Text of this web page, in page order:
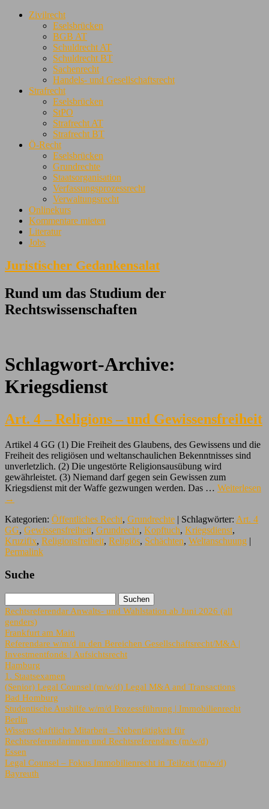
Zivilrecht
Eselsbrücken
BGB AT
Schuldrecht AT
Schuldrecht BT
Sachenrecht
Handels- und Gesellschaftsrecht
Strafrecht
Eselsbrücken
StPO
Strafrecht AT
Strafrecht BT
Ö-Recht
Eselsbrücken
Grundrechte
Staatsorganisation
Verfassungsprozessrecht
Verwaltungsrecht
Onlinekurs
Kommentare mieten
Literatur
Jobs
Juristischer Gedankensalat
Rund um das Studium der
Rechtswissenschaften
Schlagwort-Archive:
Kriegsdienst
Art. 4 – Religions – und Gewissensfreiheit
Artikel 4 GG (1) Die Freiheit des Glaubens, des Gewissens und die
Freiheit des religiösen und weltanschaulichen Bekenntnisses sind
unverletzlich. (2) Die ungestörte Religionsausübung wird
gewährleistet. (3) Niemand darf gegen sein Gewissen zum
Kriegsdienst mit der Waffe gezwungen werden. Das … Weiterlesen
→
Kategorien: Öffentliches Recht, Grundrechte | Schlagwörter: Art. 4
GG, Gewissensfreiheit, Grundrecht, Kopftuch, Kriegsdienst,
Kruzifix, Religionsfreiheit, Religiös, Schächten, Weltanschuung |
Permalink
Suche
Rechtsreferendar Anwalts- und Wahlstation ab Juni 2026 (all
genders)
Frankfurt am Main
Referendare w/m/d in den Bereichen Gesellschaftsrecht/M&A |
Investmentfonds | Aufsichtsrecht
Hamburg
1. Staatsexamen
(Senior) Legal Counsel (m/w/d) Legal M&A and Transactions
Bad Homburg
Studentische Aushilfe w/m/d Prozessführung | Immobilienrecht
Berlin
Wissenschaftliche Mitarbeit – Nebentätigkeit für
Rechtsreferendarinnen und Rechtsreferendare (m/w/d)
Essen
Legal Counsel – Fokus Immobilienrecht in Teilzeit (m/w/d)
Bayreuth